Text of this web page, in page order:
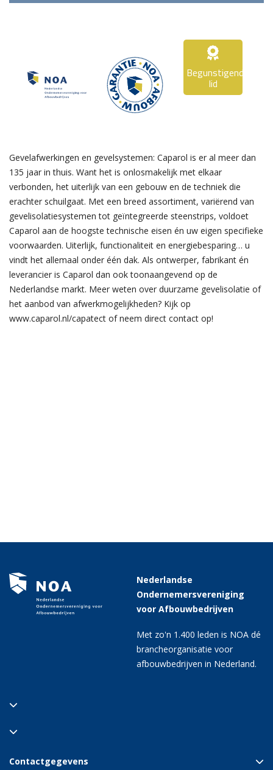
Begunstigend
lid
Gevelafwerkingen en gevelsystemen: Caparol is er al meer dan
135 jaar in thuis. Want het is onlosmakelijk met elkaar
verbonden, het uiterlijk van een gebouw en de techniek die
erachter schuilgaat. Met een breed assortiment, variërend van
gevelisolatiesystemen tot geïntegreerde steenstrips, voldoet
Caparol aan de hoogste technische eisen én uw eigen specifieke
voorwaarden. Uiterlijk, functionaliteit en energiebesparing… u
vindt het allemaal onder één dak. Als ontwerper, fabrikant én
leverancier is Caparol dan ook toonaangevend op de
Nederlandse markt. Meer weten over duurzame gevelisolatie of
het aanbod van afwerkmogelijkheden? Kijk op
www.caparol.nl/capatect of neem direct contact op!
Nederlandse
Ondernemersvereniging
voor Afbouwbedrijven
Met zo'n 1.400 leden is NOA dé
brancheorganisatie voor
afbouwbedrijven in Nederland.
Contactgegevens